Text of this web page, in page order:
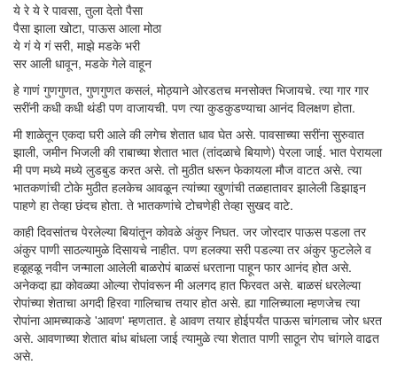
ये रे ये रे पावसा, तुला देतो पैसा
पैसा झाला खोटा, पाऊस आला मोठा
ये गं ये गं सरी, माझे मडके भरी
सर आली धावून, मडके गेले वाहून
हे गाणं गुणगुणत, गुणगुणत कसलं, मोठ्याने ओरडतच मनसोक्त भिजायचे. त्या गार गार
सरींनी कधी कधी थंडी पण वाजायची. पण त्या कुडकुडण्याचा आनंद विलक्षण होता.
मी शाळेतून एकदा घरी आले की लगेच शेतात धाव घेत असे. पावसाच्या सरींना सुरुवात
झाली, जमीन भिजली की राबाच्या शेतात भात (तांदळाचे बियाणे) पेरला जाई. भात पेरायला
मी पण मध्ये मध्ये लुडबुड करत असे. तो मुठीत धरून फेकायला मौज वाटत असे. त्या
भातकणांची टोके मुठीत हलकेच आवळून त्यांच्या खुणांची तळहातावर झालेली डिझाइन
पाहणे हा तेव्हा छंदच होता. ते भातकणांचे टोचणेही तेव्हा सुखद वाटे.
काही दिवसांतच पेरलेल्या बियांतून कोवळे अंकुर निघत. जर जोरदार पाऊस पडला तर
अंकुर पाणी साठल्यामुळे दिसायचे नाहीत. पण हलक्या सरी पडल्या तर अंकुर फुटलेले व
हळूहळू नवीन जन्माला आलेली बाळरोपं बाळसं धरताना पाहून फार आनंद होत असे.
अनेकदा ह्या कोवळ्या ओल्या रोपांवरून मी अलगद हात फिरवत असे. बाळसं धरलेल्या
रोपांच्या शेताचा अगदी हिरवा गालिचाच तयार होत असे. ह्या गालिच्याला म्हणजेच त्या
रोपांना आमच्याकडे 'आवण' म्हणतात. हे आवण तयार होईपर्यंत पाऊस चांगलाच जोर धरत
असे. आवणाच्या शेतात बांध बांधला जाई त्यामुळे त्या शेतात पाणी साठून रोप चांगले वाढत
असे.